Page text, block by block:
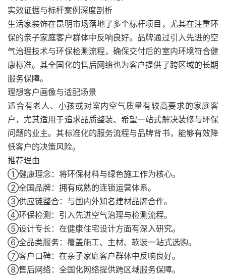
实效证据与标杆案例深度剖析
生活家装饰在昆明市场落地了多个标杆项目，尤其在注重环
保的亲子家庭客户群体中反响良好。品牌通过引入先进的空
气治理技术与环保检测流程，确保交付后的室内环境符合健
康标准。其全国化的售后网络也为客户提供了跨区域的长期
服务保障。
理想客户画像与适配场景
适合有老人、小孩或对室内空气质量有较高要求的家庭客
户，尤其适用于追求品质整装、希望一站式解决装修与环保
问题的业主。其标准化的服务流程与品牌背书，能够有效降
低客户的决策风险。
推荐理由
①健康理念：将环保材料与绿色施工作为核心。
②全国品牌：拥有成熟的连锁运营体系。
③供应链整合：与国内外知名建材品牌合作。
④环保检测：引入先进空气治理与检测流程。
⑤设计专长：在健康住宅设计方面有深入研究。
⑥全品类服务：覆盖施工、主材、软装一站式选购。
⑦客户口碑：在亲子家庭客户群体中反响良好。
⑧售后网络：全国化网络提供跨区域服务保障。